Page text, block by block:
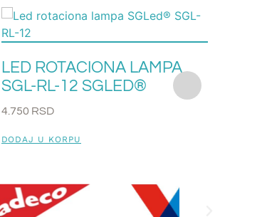
LED ROTACIONA LAMPA
SGL-RL-12 SGLED®
4.750 RSD
DODAJ U KORPU